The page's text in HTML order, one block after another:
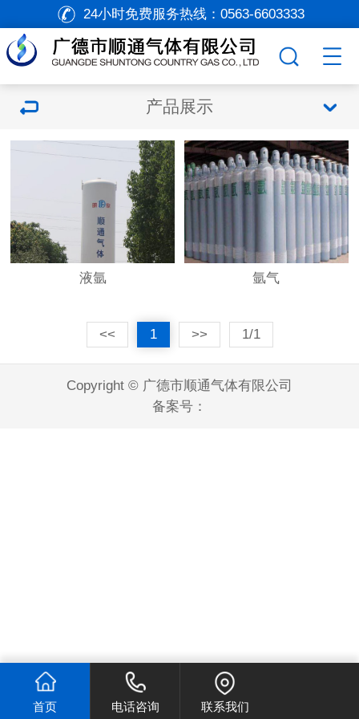
24小时免费服务热线： 0563-6603333
产品展示
液氩 氩气
<< 1 >> 1/1
Copyright © 广德市顺通气体有限公司
备案号：
首页 电话咨询 联系我们